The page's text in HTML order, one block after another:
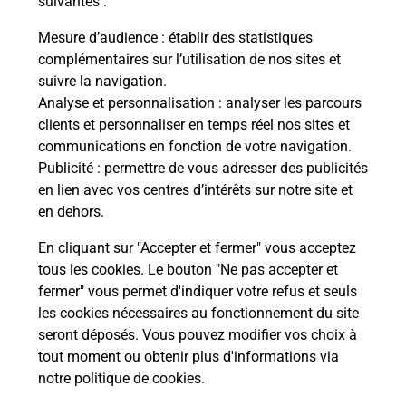
Mesure d’audience : établir des statistiques
complémentaires sur l’utilisation de nos sites et
suivre la navigation.
Analyse et personnalisation : analyser les parcours
clients et personnaliser en temps réel nos sites et
communications en fonction de votre navigation.
Publicité : permettre de vous adresser des publicités
en lien avec vos centres d’intérêts sur notre site et
en dehors.
En cliquant sur "Accepter et fermer" vous acceptez
tous les cookies. Le bouton "Ne pas accepter et
fermer" vous permet d'indiquer votre refus et seuls
les cookies nécessaires au fonctionnement du site
seront déposés. Vous pouvez modifier vos choix à
tout moment ou obtenir plus d'informations via
notre politique de cookies.
code de la route ?
Comment s'inscrire au code de la
route ?
Combien de fautes pour le code de la
route ?
En Savoir Plus sur Fougeres